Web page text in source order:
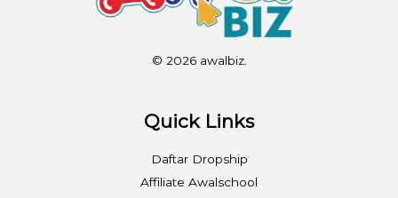
© 2026 awalbiz.
Quick Links
Daftar Dropship
Affiliate Awalschool